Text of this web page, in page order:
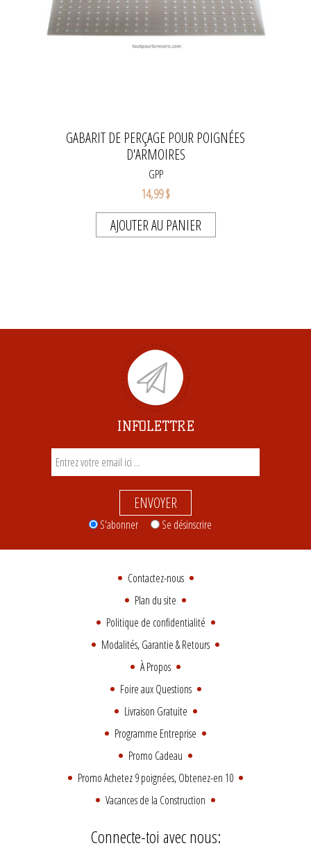
GABARIT DE PERÇAGE POUR POIGNÉES
D'ARMOIRES
GPP
14,99 $
AJOUTER AU PANIER
INFOLETTRE
ENVOYER
S'abonner Se désinscrire
Contactez-nous
Plan du site
Politique de confidentialité
Modalités, Garantie & Retours
À Propos
Foire aux Questions
Livraison Gratuite
Programme Entreprise
Promo Cadeau
Promo Achetez 9 poignées, Obtenez-en 10
Vacances de la Construction
Connecte-toi avec nous: